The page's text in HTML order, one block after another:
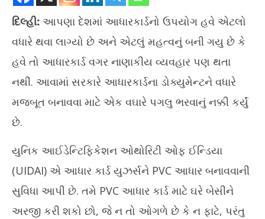
NOW VIEWING
December
25, 2023
દિલ્હી: આપણા દેશમાં આધારકાર્ડનો ઉપયોગ હવે એટલો
વધારે થવા લાગ્યો છે અને એટલું મહત્વનું બની ગયુ છે કે
હવે તો આધારકાર્ડ વગર નાણાકીય વ્યવહાર પણ થતા
નથી. આવામાં સરકારે આધારકાર્ડના ડોક્યુમેન્ટને વધારે
મજબૂત બનાવવા માટે એક વઘારે પગલુ ભરવાનું નક્કી કર્યું
છે.
યુનિક આઈડેન્ટિફિકેશન ઓથોરિટી ઓફ ઈન્ડિયા
(UIDAI) એ આધાર કાર્ડ યુઝર્સને PVC આધાર બનાવવાની
સુવિધા આપી છે. તમે PVC આધાર કાર્ડ માટે ઘરે બેસીને
અરજી કરી શકો છો, જે ન તો ઓગળે છે કે ન ફાટે, પરંતુ